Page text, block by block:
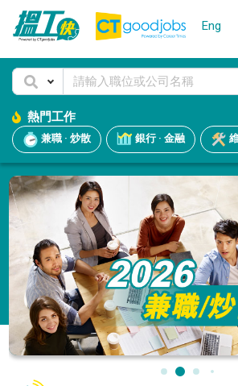
Eng
熱門工作
兼職 · 炒散 銀行 · 金融